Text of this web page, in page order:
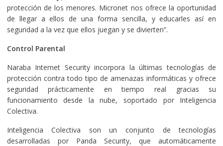
protección de los menores. Micronet nos ofrece la oportunidad
de llegar a ellos de una forma sencilla, y educarles así en
seguridad a la vez que ellos juegan y se divierten”.
Control Parental
Naraba Internet Security incorpora la últimas tecnologías de
protección contra todo tipo de amenazas informáticas y ofrece
seguridad prácticamente en tiempo real gracias su
funcionamiento desde la nube, soportado por Inteligencia
Colectiva.
Inteligencia Colectiva son un conjunto de tecnologías
desarrolladas por Panda Security, que automáticamente